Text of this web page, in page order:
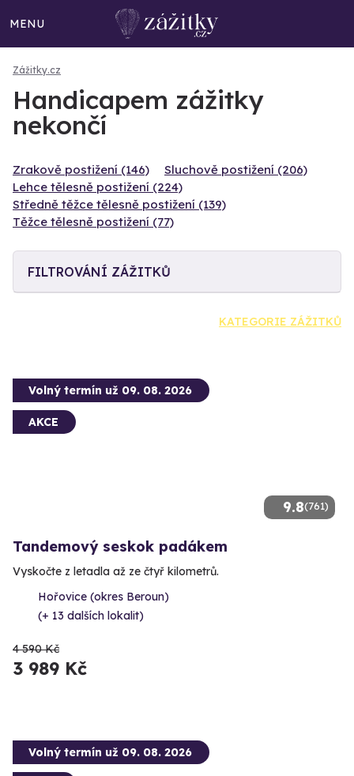
MENU
Zážitky.cz
Handicapem zážitky
nekončí
Zrakově postižení (146)
Sluchově postižení (206)
Lehce tělesně postižení (224)
Středně těžce tělesně postižení (139)
Těžce tělesně postižení (77)
FILTROVÁNÍ ZÁŽITKŮ
KATEGORIE ZÁŽITKŮ
9.8(761)
Volný termín už 09. 08. 2026
AKCE
Tandemový seskok padákem
Vyskočte z letadla až ze čtyř kilometrů.
Hořovice (okres Beroun)
(+ 13 dalších lokalit)
4 590 Kč
3 989 Kč
Volný termín už 09. 08. 2026